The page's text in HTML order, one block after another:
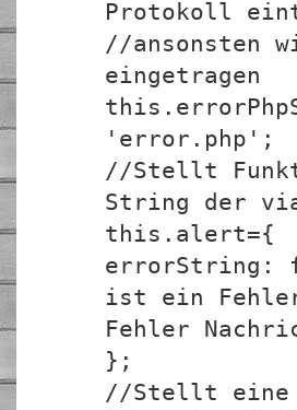
Protokoll
//ansonsten
eingetragen
'error.php';
//Stellt
String der via
this.alert={
errorString:
ist ein
Fehler
};
//Stellt eine